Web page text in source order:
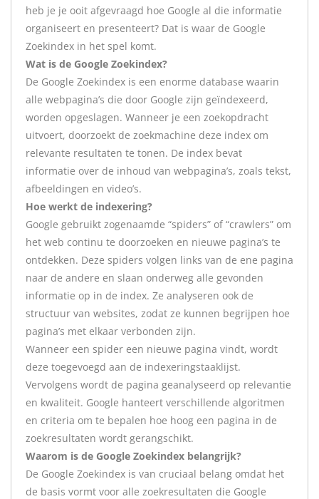
heb je je ooit afgevraagd hoe Google al die informatie
organiseert en presenteert? Dat is waar de Google
Zoekindex in het spel komt.
Wat is de Google Zoekindex?
De Google Zoekindex is een enorme database waarin
alle webpagina’s die door Google zijn geïndexeerd,
worden opgeslagen. Wanneer je een zoekopdracht
uitvoert, doorzoekt de zoekmachine deze index om
relevante resultaten te tonen. De index bevat
informatie over de inhoud van webpagina’s, zoals tekst,
afbeeldingen en video’s.
Hoe werkt de indexering?
Google gebruikt zogenaamde “spiders” of “crawlers” om
het web continu te doorzoeken en nieuwe pagina’s te
ontdekken. Deze spiders volgen links van de ene pagina
naar de andere en slaan onderweg alle gevonden
informatie op in de index. Ze analyseren ook de
structuur van websites, zodat ze kunnen begrijpen hoe
pagina’s met elkaar verbonden zijn.
Wanneer een spider een nieuwe pagina vindt, wordt
deze toegevoegd aan de indexeringstaaklijst.
Vervolgens wordt de pagina geanalyseerd op relevantie
en kwaliteit. Google hanteert verschillende algoritmen
en criteria om te bepalen hoe hoog een pagina in de
zoekresultaten wordt gerangschikt.
Waarom is de Google Zoekindex belangrijk?
De Google Zoekindex is van cruciaal belang omdat het
de basis vormt voor alle zoekresultaten die Google